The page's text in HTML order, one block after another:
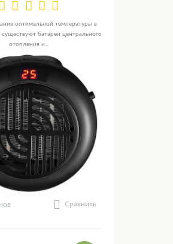
оптимальной температуры в
батареи центрального
отопления и...
Сравнить